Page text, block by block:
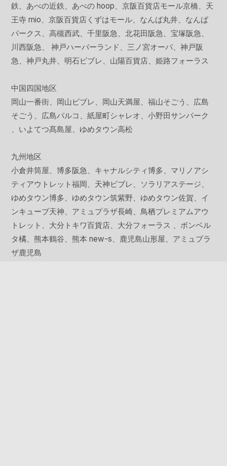
鉄、あべの近鉄、あべの hoop、京阪百貨店モール京橋、天
王寺 mio、京阪百貨店くずはモール、なんば丸井、なんば
パークス、高槻西武、千里阪急、北花田阪急、宝塚阪急、
川西阪急、 神戸ハーバーランド、三ノ宮オーパ、神戸阪
急、神戸丸井、明石ビブレ、山陽百貨店、姫路フォーラス
中国四国地区
岡山一番街、岡山ビブレ、岡山天満屋、福山そごう、広島
そごう、広島パルコ、紙屋町シャレオ、小野田サンパーク
、いよてつ髙島屋、ゆめタウン高松
九州地区
小倉井筒屋、博多阪急、キャナルシティ博多、マリノアシ
ティアウトレット福岡、天神ビブレ、ソラリアステージ、
ゆめタウン博多、ゆめタウン筑紫野、ゆめタウン佐賀、イ
ンキューブ天神、アミュプラザ長崎、鳥栖プレミアムアウ
トレット、大分トキワ百貨店、大分フォーラス 、ボンベル
タ橘、熊本鶴谷、熊本 new-s、鹿児島山形屋、アミュプラ
ザ鹿児島